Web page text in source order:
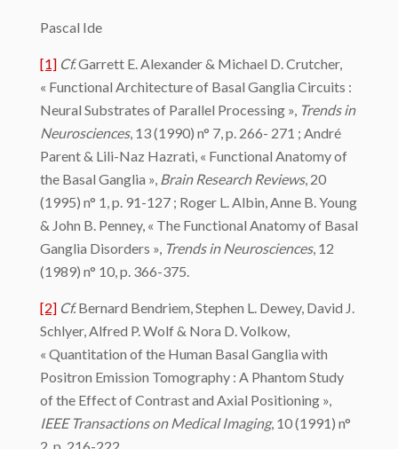
Pascal Ide
[1] Cf.Garrett E. Alexander & Michael D. Crutcher,
« Functional Architecture of Basal Ganglia Circuits :
Neural Substrates of Parallel Processing », Trends in
Neurosciences, 13 (1990) n° 7, p. 266- 271 ; André
Parent & Lili-Naz Hazrati, « Functional Anatomy of
the Basal Ganglia », Brain Research Reviews, 20
(1995) n° 1, p. 91-127 ; Roger L. Albin, Anne B. Young
& John B. Penney, « The Functional Anatomy of Basal
Ganglia Disorders », Trends in Neurosciences, 12
(1989) n° 10, p. 366-375.
[2] Cf.Bernard Bendriem, Stephen L. Dewey, David J.
Schlyer, Alfred P. Wolf & Nora D. Volkow,
« Quantitation of the Human Basal Ganglia with
Positron Emission Tomography : A Phantom Study
of the Effect of Contrast and Axial Positioning »,
IEEE Transactions on Medical Imaging, 10 (1991) n°